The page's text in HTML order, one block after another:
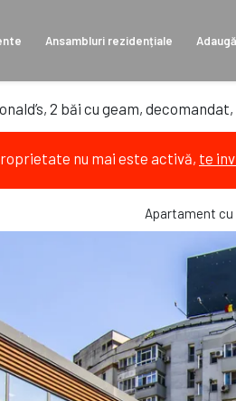
Ansambluri rezidențiale
2 băi cu geam,
nu mai este activă, te
Apartament cu